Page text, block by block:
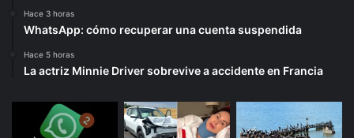
Hace 3 horas
WhatsApp: cómo recuperar una cuenta suspendida
Hace 5 horas
La actriz Minnie Driver sobrevive a accidente en Francia